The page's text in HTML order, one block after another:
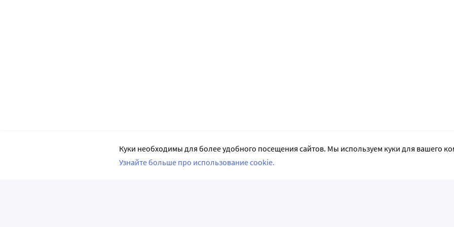
Куки необходимы для более удобного посещения сайтов. Мы используем куки для вашего
Узнайте больше про использование cookie.